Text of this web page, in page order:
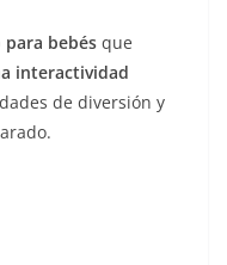
bebés que
interactividad
de diversión y